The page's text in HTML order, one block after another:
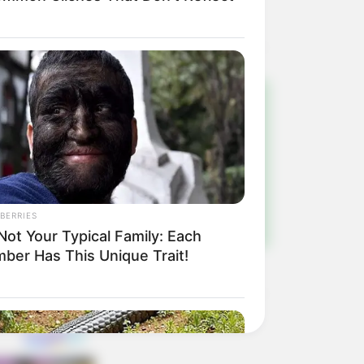
e região
Your Typical Family: Each
Has This Unique Trait!